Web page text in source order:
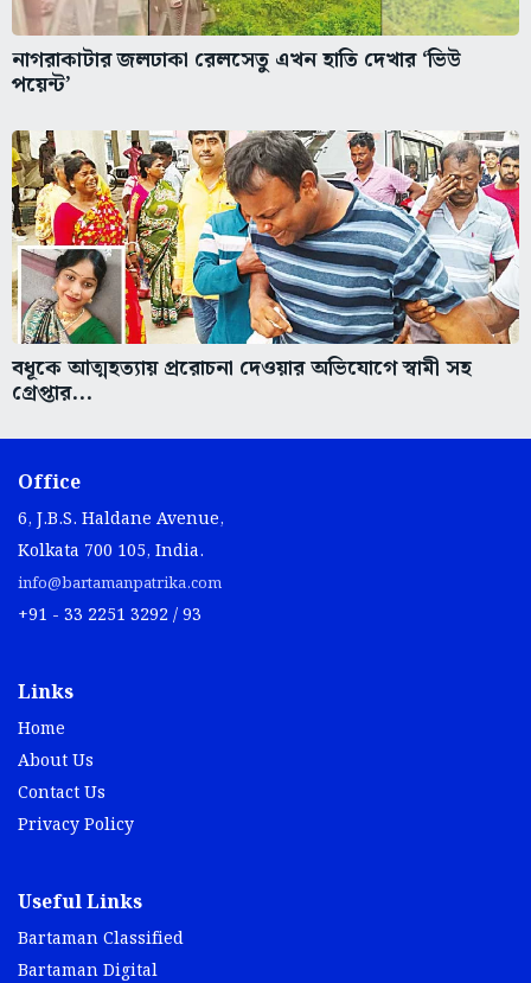
নাগরাকাটার জলঢাকা রেলসেতু এখন হাতি দেখার ‘ভিউ
পয়েন্ট’
বধূকে আত্মহত্যায় প্ররোচনা দেওয়ার অভিযোগে স্বামী সহ
গ্রেপ্তার...
Office
6, J.B.S. Haldane Avenue,
Kolkata 700 105, India.
info@bartamanpatrika.com
+91 - 33 2251 3292 / 93
Links
Home
About Us
Contact Us
Privacy Policy
Useful Links
Bartaman Classified
Bartaman Digital